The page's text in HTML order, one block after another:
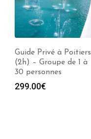
Guide Privé à Poitiers
(2h) – Groupe de 1 à
30 personnes
299.00€